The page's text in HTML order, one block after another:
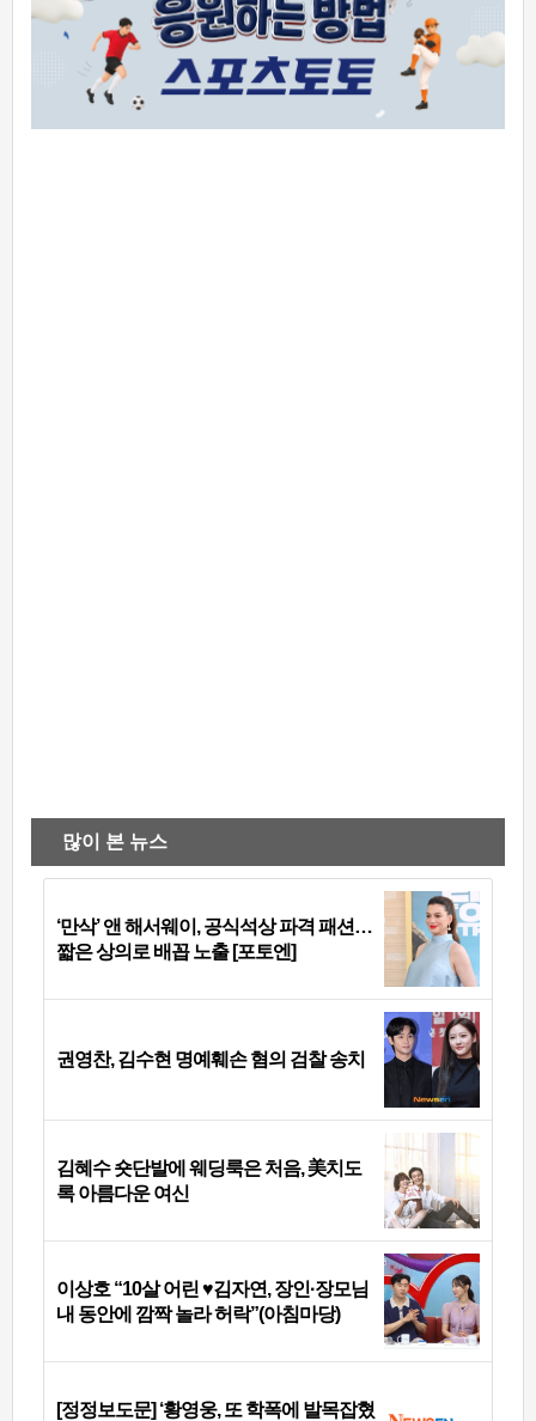
많이 본 뉴스
‘만삭’ 앤 해서웨이, 공식석상 파격 패션…
짧은 상의로 배꼽 노출 [포토엔]
권영찬, 김수현 명예훼손 혐의 검찰 송치
김혜수 숏단발에 웨딩룩은 처음, 美치도
록 아름다운 여신
이상호 “10살 어린 ♥김자연, 장인·장모님
내 동안에 깜짝 놀라 허락”(아침마당)
[정정보도문] ‘황영웅, 또 학폭에 발목잡혔